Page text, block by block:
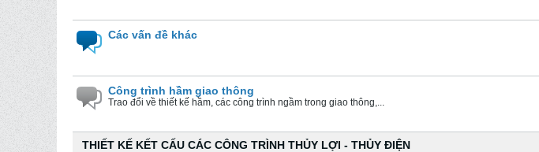
Các vấn đề khác
Công trình hầm giao thông
Trao đổi về thiết kế hầm, các công trình ngầm trong giao thông,...
THIẾT KẾ KẾT CẤU CÁC CÔNG TRÌNH THỦY LỢI - THỦY ĐIỆN